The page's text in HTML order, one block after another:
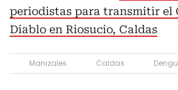
periodistas para transmitir el
Diablo en Riosucio, Caldas
Manizales Caldas